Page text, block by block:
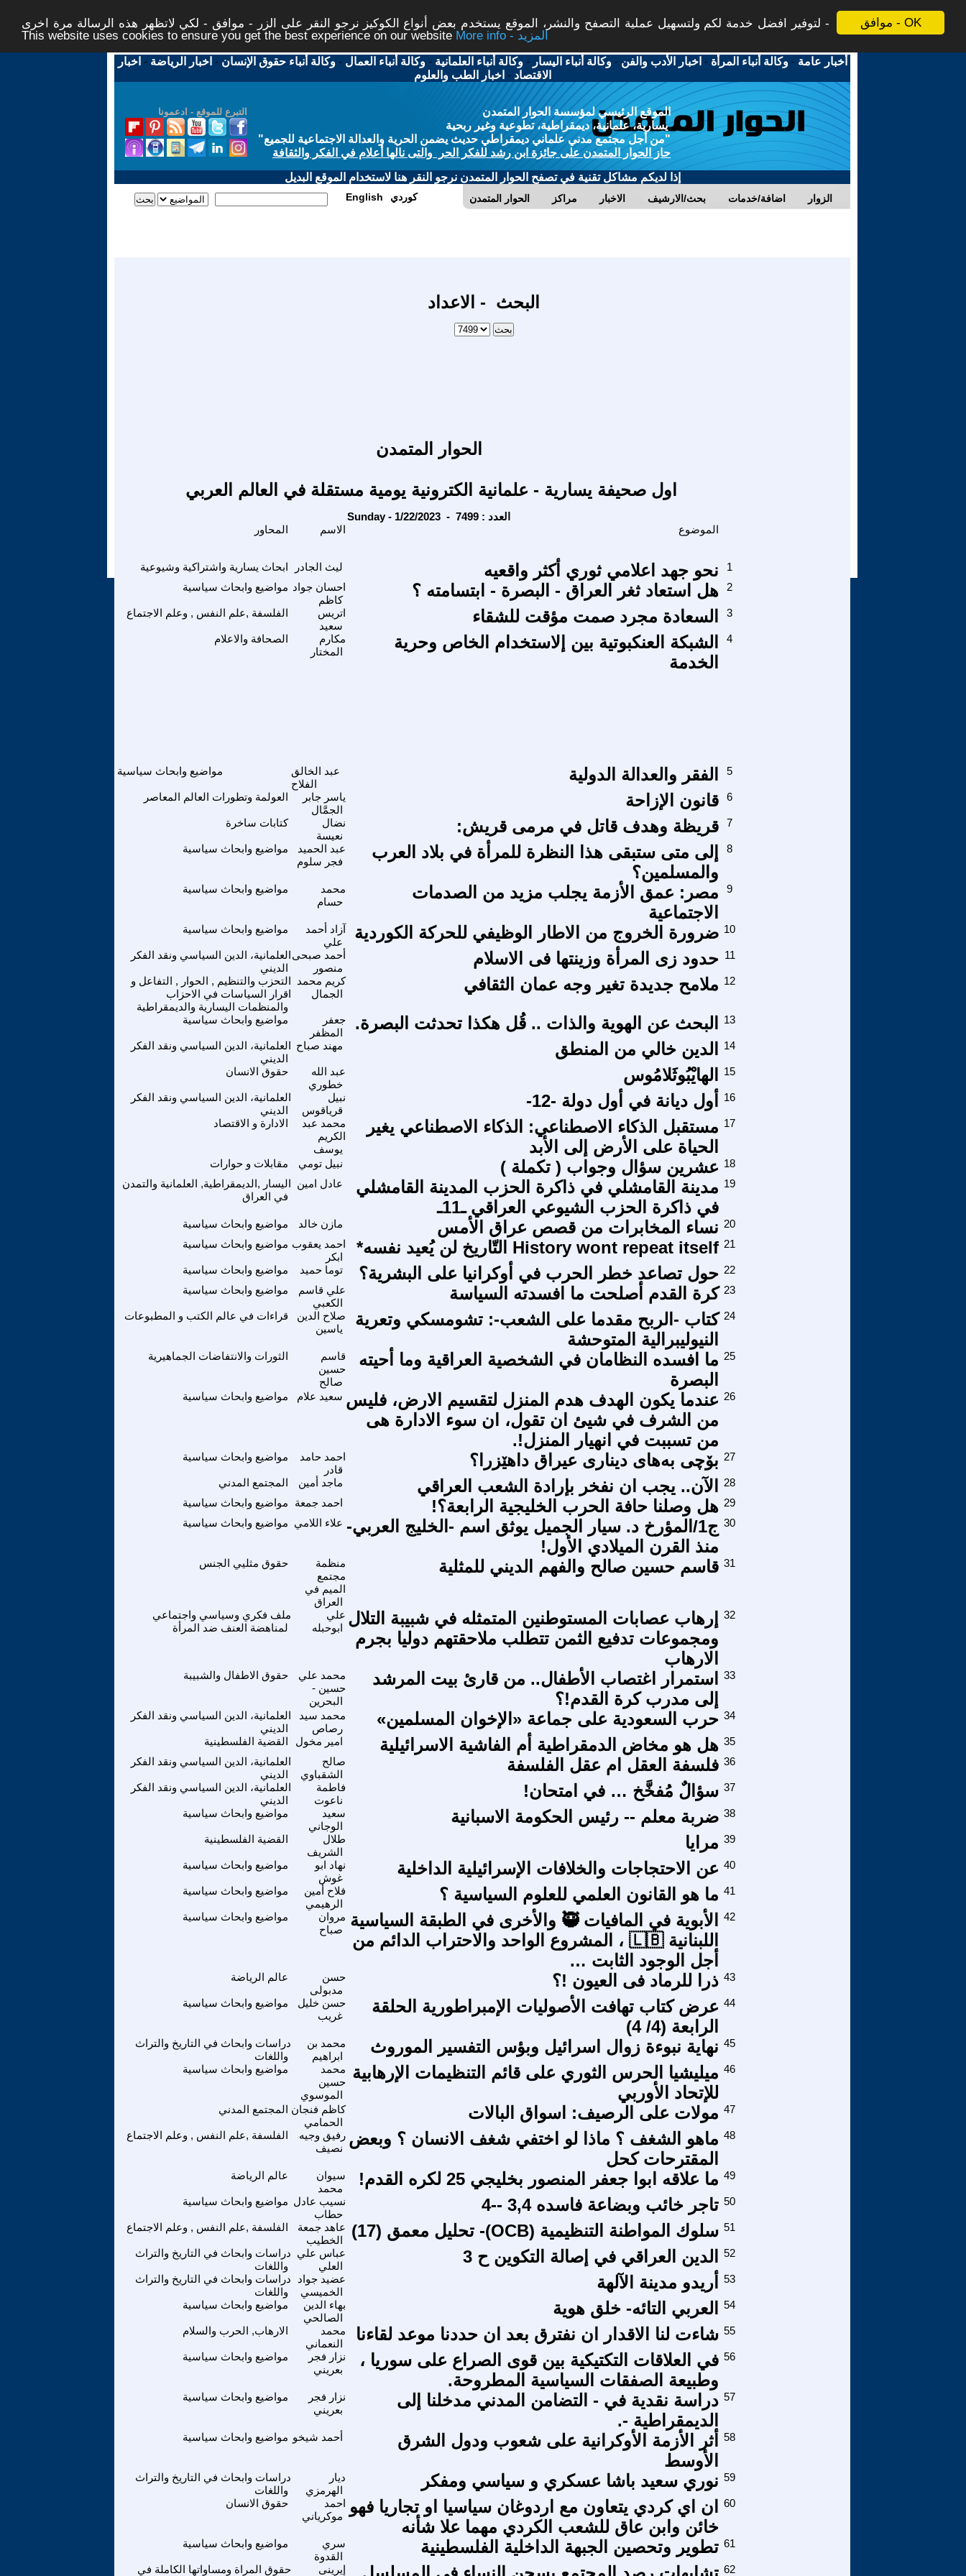
موافق - OK
لتوفير افضل خدمة لكم ولتسهيل عملية التصفح والنشر، الموقع يستخدم بعض أنواع الكوكيز نرجو النقر على الزر - موافق - لكي لاتظهر هذه الرسالة مرة اخرى -
This website uses cookies to ensure you get the best experience on our website
More info - المزيد
أخبار عامة -وكالة أنباء المرأة - اخبار الأدب والفن -وكالة أنباء اليسار -وكالة أنباء العلمانية -وكالة أنباء العمال -وكالة أنباء حقوق الإنسان - اخبار الرياضة - اخبار
الاقتصاد - اخبار الطب والعلوم
التبرع للموقع - ادعمونا
الموقع الرئيسي لمؤسسة الحوار المتمدن
يسارية، علمانية، ديمقراطية، تطوعية وغير ربحية
"من أجل مجتمع مدني علماني ديمقراطي حديث يضمن الحرية والعدالة الاجتماعية للجميع"
حاز الحوار المتمدن على جائزة ابن رشد للفكر الحر والتى نالها أعلام في الفكر والثقافة
إذا لديكم مشاكل تقنية في تصفح الحوار المتمدن نرجو النقر هنا لاستخدام الموقع البديل
الحوار المتمدن مراكز الاخبار بحث/الارشيف اضافة/خدمات الزوار English كوردي
البحث - الاعداد
الحوار المتمدن
اول صحيفة يسارية - علمانية الكترونية يومية مستقلة في العالم العربي
Sunday - 1/22/2023 - العدد : 7499
الاسم الموضوع
ابحاث يسارية واشتراكية وشيوعية ليث الجادر نحو جهد اعلامي ثوري أكثر واقعيه
1
مواضيع وابحاث سياسية احسان جواد
كاظم
هل استعاد ثغر العراق - البصرة - ابتسامته ؟ 2
الفلسفة ,علم النفس , وعلم الاجتماع
اتريس
سعيد
السعادة مجرد صمت مؤقت للشقاء 3
الصحافة والاعلام
مكارم
المختار
الشبكة العنكبوتية بين إلاستخدام الخاص وحرية
الخدمة
4
مواضيع وابحاث سياسية
عبد الخالق
الفلاح
الفقر والعدالة الدولية 5
العولمة وتطورات العالم المعاصر
ياسر جابر
الجمَّال
قانون الإزاحة 6
كتابات ساخرة
نضال
نعيسة
قريظة وهدف قاتل في مرمى قريش: 7
مواضيع وابحاث سياسية
عبد الحميد
فجر سلوم
إلى متى ستبقى هذا النظرة للمرأة في بلاد العرب
والمسلمين؟
8
مواضيع وابحاث سياسية
محمد
حسام
مصر: عمق الأزمة يجلب مزيد من الصدمات
الاجتماعية
9
مواضيع وابحاث سياسية
آزاد أحمد
علي
ضرورة الخروج من الاطار الوظيفي للحركة الكوردية 10
العلمانية، الدين السياسي ونقد الفكر
الديني
أحمد صبحى
منصور
حدود زى المرأة وزينتها فى الاسلام 11
التحزب والتنظيم , الحوار , التفاعل و
اقرار السياسات في الاحزاب
والمنظمات اليسارية والديمقراطية
كريم محمد
الجمال
ملامح جديدة تغير وجه عمان الثقافي 12
مواضيع وابحاث سياسية
جعفر
المظفر
البحث عن الهوية والذات .. قُل هكذا تحدثت البصرة. 13
العلمانية، الدين السياسي ونقد الفكر
الديني
مهند صباح الدين خالي من المنطق 14
حقوق الانسان
عبد الله
خطوري
الهايْبُوثَلامُوس 15
العلمانية، الدين السياسي ونقد الفكر
الديني
نبيل
قرياقوس
أول ديانة في أول دولة -12- 16
الادارة و الاقتصاد
محمد عبد
الكريم
يوسف
مستقبل الذكاء الاصطناعي: الذكاء الاصطناعي يغير
الحياة على الأرض إلى الأبد
17
مقابلات و حوارات نبيل تومي عشرين سؤال وجواب ( تكملة ) 18
اليسار ,الديمقراطية, العلمانية والتمدن
في العراق
عادل امين
مدينة القامشلي في ذاكرة الحزب المدينة القامشلي
في ذاكرة الحزب الشيوعي العراقي ـ11ـ
19
مواضيع وابحاث سياسية مازن خالد نساء المخابرات من قصص عراق الأمس 20
مواضيع وابحاث سياسية احمد يعقوب
ابكر
History wont repeat itself التّاريخ لن يُعيد نفسه* 21
مواضيع وابحاث سياسية توما حميد حول تصاعد خطر الحرب في أوكرانيا على البشرية؟ 22
مواضيع وابحاث سياسية
علي قاسم
الكعبي
كرة القدم أصلحت ما افسدته السياسة 23
قراءات في عالم الكتب و المطبوعات
صلاح الدين
ياسين
كتاب -الربح مقدما على الشعب-: تشومسكي وتعرية
النيوليبرالية المتوحشة
24
الثورات والانتفاضات الجماهيرية
قاسم
حسين
صالح
ما افسده النظامان في الشخصية العراقية وما أحيته
البصرة
25
مواضيع وابحاث سياسية سعيد علام عندما يكون الهدف هدم المنزل لتقسيم الارض، فليس
من الشرف في شيئ ان تقول، ان سوء الادارة هى
من تسببت في انهيار المنزل!.
26
مواضيع وابحاث سياسية
احمد حامد
قادر
بۆچی بەهاى دینارى عیراق داهێزرا؟ 27
المجتمع المدني ماجد أمين الآن.. يجب ان نفخر بإرادة الشعب العراقي
28
مواضيع وابحاث سياسية
احمد جمعة هل وصلنا حافة الحرب الخليجية الرابعة؟! 29
مواضيع وابحاث سياسية علاء اللامي ج1/المؤرخ د. سيار الجميل يوثق اسم -الخليج العربي-
منذ القرن الميلادي الأول!
30
حقوق مثليي الجنس
منظمة
مجتمع
الميم في
العراق
قاسم حسين صالح والفهم الديني للمثلية 31
ملف فكري وسياسي واجتماعي
لمناهضة العنف ضد المرأة
علي
ابوحبله إرهاب عصابات المستوطنين المتمثله في شبيبة التلال
ومجموعات تدفيع الثمن تتطلب ملاحقتهم دوليا بجرم
الارهاب
32
حقوق الاطفال والشبيبة
محمد علي
حسين -
البحرين
استمرار اغتصاب الأطفال.. من قارئ بيت المرشد
إلى مدرب كرة القدم!؟
33
العلمانية، الدين السياسي ونقد الفكر
الديني
محمد سيد
رصاص
حرب السعودية على جماعة «الإخوان المسلمين» 34
القضية الفلسطينية امير مخول هل هو مخاض الدمقراطية أم الفاشية الاسرائيلية 35
العلمانية، الدين السياسي ونقد الفكر
الديني
صالح
الشقباوي
فلسفة العقل ام عقل الفلسفة 36
العلمانية، الدين السياسي ونقد الفكر
الديني
فاطمة
ناعوت
سؤالٌ مُفخَّخ … في امتحان! 37
مواضيع وابحاث سياسية
سعيد
الوجاني
ضربة معلم -- رئيس الحكومة الاسبانية 38
القضية الفلسطينية
طلال
الشريف
مرايا 39
مواضيع وابحاث سياسية
نهاد ابو
غوش
عن الاحتجاجات والخلافات الإسرائيلية الداخلية 40
مواضيع وابحاث سياسية
فلاح أمين
الرهيمي
ما هو القانون العلمي للعلوم السياسية ؟ 41
مواضيع وابحاث سياسية
مروان
صباح
الأبوية في المافيات 🥷 والأخرى في الطبقة السياسية
اللبنانية 🇱🇧 ، المشروع الواحد والاحتراب الدائم من
أجل الوجود الثابت …
42
عالم الرياضة
حسن
مدبولى
ذرا للرماد فى العيون !؟ 43
مواضيع وابحاث سياسية
حسن خليل
غريب
عرض كتاب تهافت الأصوليات الإمبراطورية الحلقة
الرابعة (4/ 4)
44
دراسات وابحاث في التاريخ والتراث
واللغات
محمد بن
ابراهيم
نهاية نبوءة زوال اسرائيل وبؤس التفسير الموروث 45
مواضيع وابحاث سياسية
محمد
حسين
الموسوي
ميليشيا الحرس الثوري على قائم التنظيمات الإرهابية
للإتحاد الأوربي
46
المجتمع المدني كاظم فنجان
الحمامي
مولات على الرصيف: اسواق البالات 47
الفلسفة ,علم النفس , وعلم الاجتماع
رفيق وجيه
نصيف ماهو الشغف ؟ ماذا لو اختفي شغف الانسان ؟ وبعض
المقترحات كحل
48
عالم الرياضة
سيوان
محمد
ما علاقه ابوا جعفر المنصور بخليجي 25 لكره القدم! 49
مواضيع وابحاث سياسية نسيب عادل
حطاب
تاجر خائب وبضاعة فاسده 3,4 --4 50
الفلسفة ,علم النفس , وعلم الاجتماع
عاهد جمعة
الخطيب
سلوك المواطنة التنظيمية (OCB)- تحليل معمق (17) 51
دراسات وابحاث في التاريخ والتراث
واللغات
عباس علي
العلي
الدين العراقي في إصالة التكوين ح 3 52
دراسات وابحاث في التاريخ والتراث
واللغات
عضيد جواد
الخميسي
أريدو مدينة الآلهة 53
مواضيع وابحاث سياسية
بهاء الدين
الصالحي
العربي التائه- خلق هوية 54
الارهاب, الحرب والسلام
محمد
النعماني
شاءت لنا الاقدار ان نفترق بعد ان حددنا موعد لقاءنا 55
مواضيع وابحاث سياسية
نزار فجر
بعريني
في العلاقات التكتيكية بين قوى الصراع على سوريا ،
وطبيعة الصفقات السياسية المطروحة.
56
مواضيع وابحاث سياسية
نزار فجر
بعريني
دراسة نقدية في - التضامن المدني مدخلنا إلى
الديمقراطية -.
57
مواضيع وابحاث سياسية أحمد شيخو
أثر الأزمة الأوكرانية على شعوب ودول الشرق
الأوسط
58
دراسات وابحاث في التاريخ والتراث
واللغات
ديار
الهرمزي
نوري سعيد باشا عسكري و سياسي ومفكر 59
حقوق الانسان
احمد
موكرياني
ان اي كردي يتعاون مع اردوغان سياسيا او تجاريا فهو
خائن وابن عاق للشعب الكردي مهما علا شأنه
60
مواضيع وابحاث سياسية
سري
القدوة
تطوير وتحصين الجبهة الداخلية الفلسطينية 61
حقوق المراة ومساواتها الكاملة في إيرينى 62